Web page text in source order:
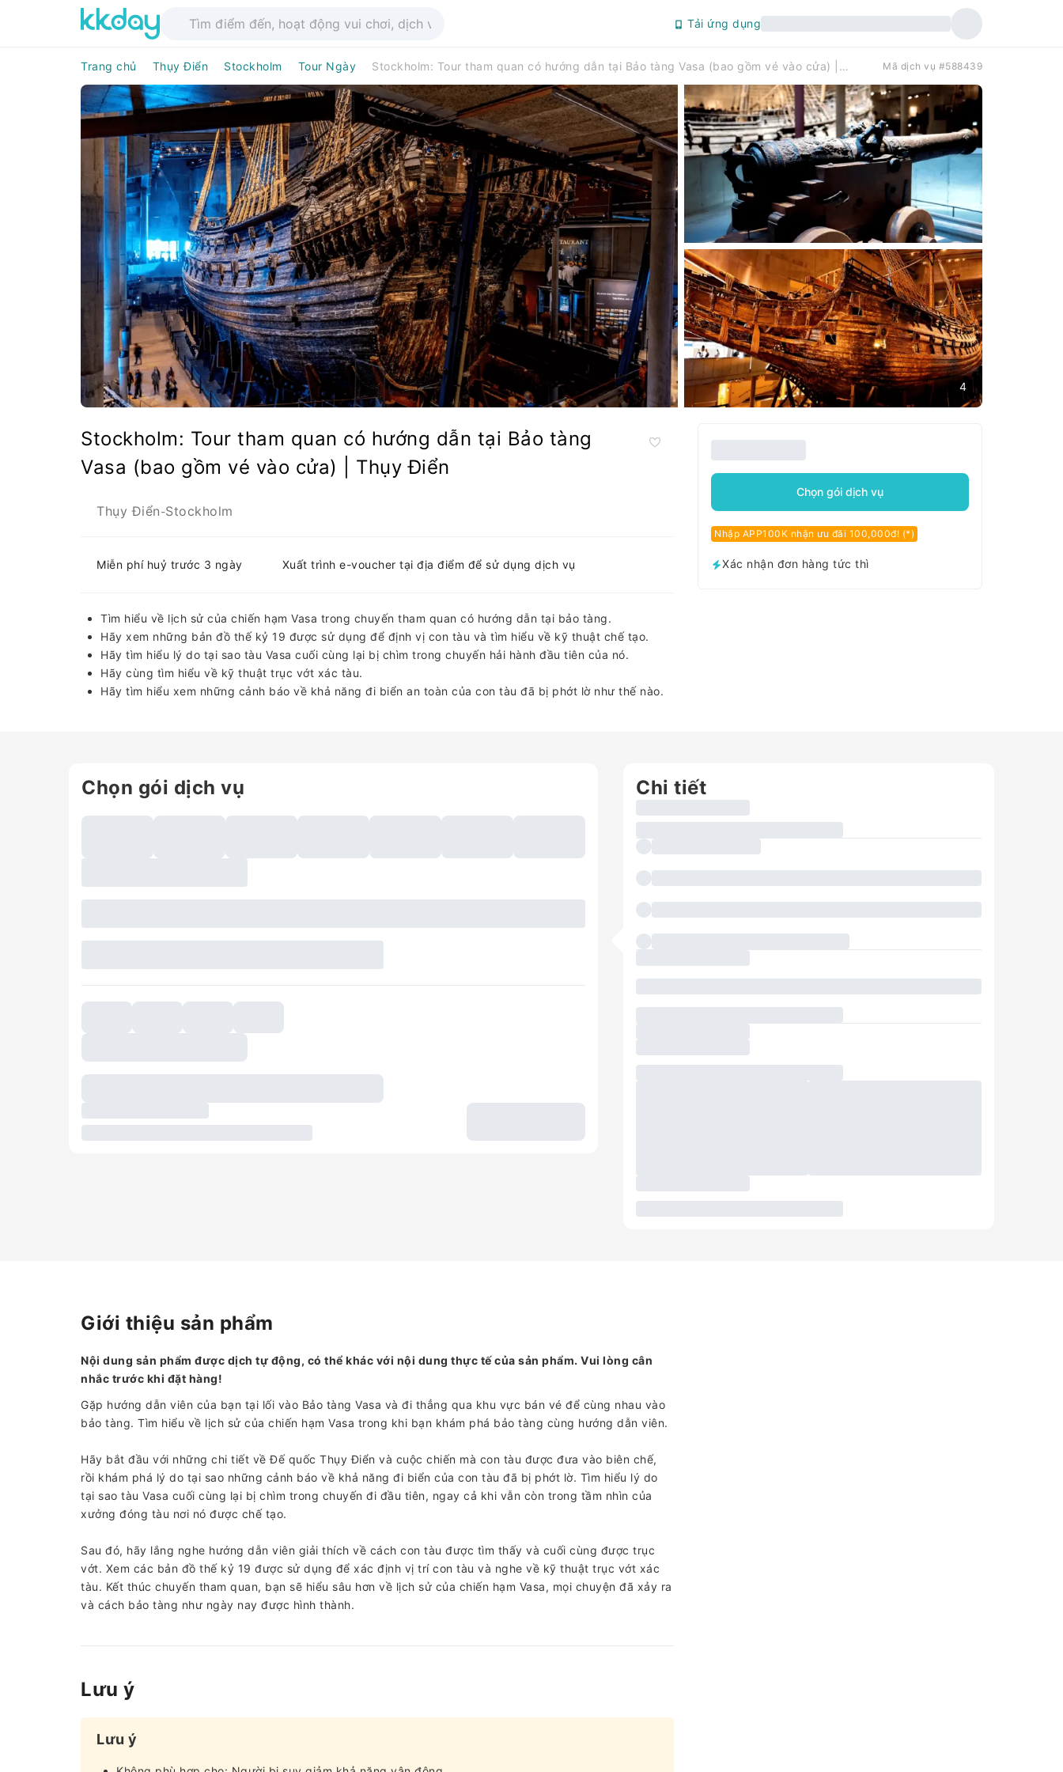
Tải ứng dụng
Trang chủ Thụy Điển Stockholm Tour Ngày Stockholm: Tour tham quan có hướng dẫn tại Bảo tàng Vasa (bao gồm vé vào cửa) | Thụy Điển Mã dịch vụ #588439
4
Stockholm: Tour tham quan có hướng dẫn tại Bảo tàng
Vasa (bao gồm vé vào cửa) | Thụy Điển
Thụy Điển-Stockholm
Miễn phí huỷ trước 3 ngày Xuất trình e-voucher tại địa điểm để sử dụng dịch vụ
Tìm hiểu về lịch sử của chiến hạm Vasa trong chuyến tham quan có hướng dẫn tại bảo tàng.
Hãy xem những bản đồ thế kỷ 19 được sử dụng để định vị con tàu và tìm hiểu về kỹ thuật chế tạo.
Hãy tìm hiểu lý do tại sao tàu Vasa cuối cùng lại bị chìm trong chuyến hải hành đầu tiên của nó.
Hãy cùng tìm hiểu về kỹ thuật trục vớt xác tàu.
Hãy tìm hiểu xem những cảnh báo về khả năng đi biển an toàn của con tàu đã bị phớt lờ như thế nào.
Chọn gói dịch vụ
Nhập APP100K nhận ưu đãi 100,000đ! (*)
Xác nhận đơn hàng tức thì
Chọn gói dịch vụ Chi tiết
Giới thiệu sản phẩm
Nội dung sản phẩm được dịch tự động, có thể khác với nội dung thực tế của sản phẩm. Vui lòng cân
nhắc trước khi đặt hàng!
Gặp hướng dẫn viên của bạn tại lối vào Bảo tàng Vasa và đi thẳng qua khu vực bán vé để cùng nhau vào
bảo tàng. Tìm hiểu về lịch sử của chiến hạm Vasa trong khi bạn khám phá bảo tàng cùng hướng dẫn viên.
Hãy bắt đầu với những chi tiết về Đế quốc Thụy Điển và cuộc chiến mà con tàu được đưa vào biên chế,
rồi khám phá lý do tại sao những cảnh báo về khả năng đi biển của con tàu đã bị phớt lờ. Tìm hiểu lý do
tại sao tàu Vasa cuối cùng lại bị chìm trong chuyến đi đầu tiên, ngay cả khi vẫn còn trong tầm nhìn của
xưởng đóng tàu nơi nó được chế tạo.
Sau đó, hãy lắng nghe hướng dẫn viên giải thích về cách con tàu được tìm thấy và cuối cùng được trục
vớt. Xem các bản đồ thế kỷ 19 được sử dụng để xác định vị trí con tàu và nghe về kỹ thuật trục vớt xác
tàu. Kết thúc chuyến tham quan, bạn sẽ hiểu sâu hơn về lịch sử của chiến hạm Vasa, mọi chuyện đã xảy ra
và cách bảo tàng như ngày nay được hình thành.
Lưu ý
Lưu ý